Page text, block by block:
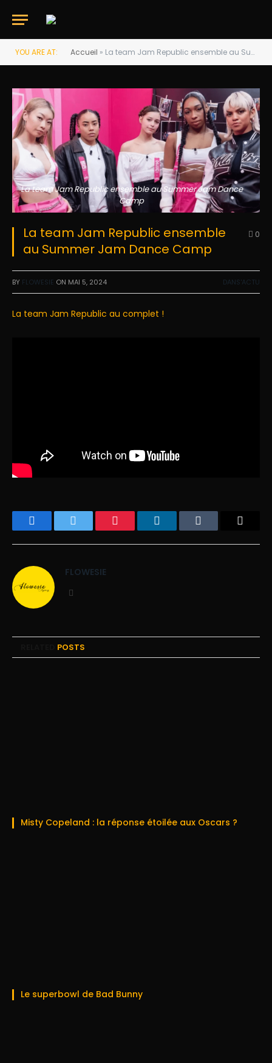
YOU ARE AT: Accueil » La team Jam Republic ensemble au Summer Jam Dance Camp
La team Jam Republic ensemble au Summer Jam Dance
Camp
La team Jam Republic ensemble
au Summer Jam Dance Camp
0
BY FLOWESIE ON MAI 5, 2024 DANS'ACTU
La team Jam Republic au complet !
FacebookTwitter Pinterest LinkedInTumblr
FLOWESIE
POSTS
Misty Copeland : la réponse étoilée aux Oscars ?
Le superbowl de Bad Bunny